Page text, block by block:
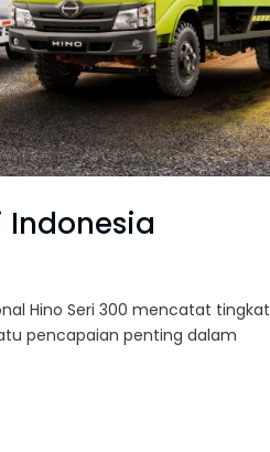
Indonesia
Hino Seri 300 mencatat tingkat
pencapaian penting dalam